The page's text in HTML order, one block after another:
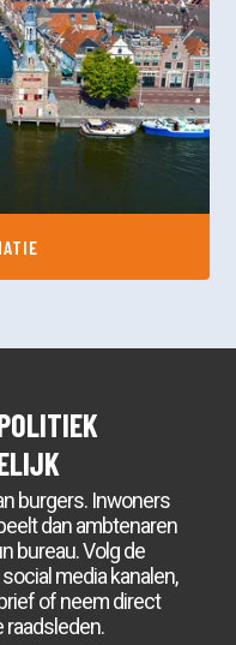
burgers. Inwoners
dan ambtenaren
bureau. Volg de
media kanalen,
of neem direct